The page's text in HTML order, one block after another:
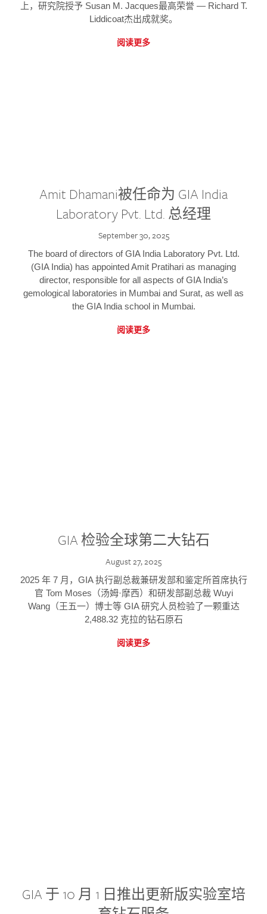
上，研究院授予 Susan M. Jacques最高荣誉 — Richard T.
Liddicoat杰出成就奖。
阅读更多
Amit Dhamani被任命为 GIA India
Laboratory Pvt. Ltd. 总经理
September 30, 2025
The board of directors of GIA India Laboratory Pvt. Ltd.
(GIA India) has appointed Amit Pratihari as managing
director, responsible for all aspects of GIA India’s
gemological laboratories in Mumbai and Surat, as well as
the GIA India school in Mumbai.
阅读更多
GIA 检验全球第二大钻石
August 27, 2025
2025 年 7 月，GIA 执行副总裁兼研发部和鉴定所首席执行
官 Tom Moses（汤姆·摩西）和研发部副总裁 Wuyi
Wang（王五一）博士等 GIA 研究人员检验了一颗重达
2,488.32 克拉的钻石原石
阅读更多
GIA 于 10 月 1 日推出更新版实验室培